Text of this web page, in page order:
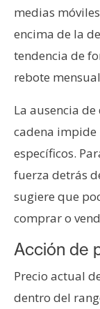
C
o
t
t
o
y
P
b
l
i
c
medias
encima de la
tendencia de
rebote
La ausencia
cadena
específicos.
fuerza detrás
sugiere que
comprar o
Acción de
Precio actual
dentro del